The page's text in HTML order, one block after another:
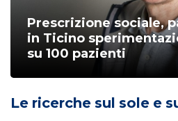
Prescrizione sociale,
in Ticino
su 100 pazienti
Le ricerche sul sole e